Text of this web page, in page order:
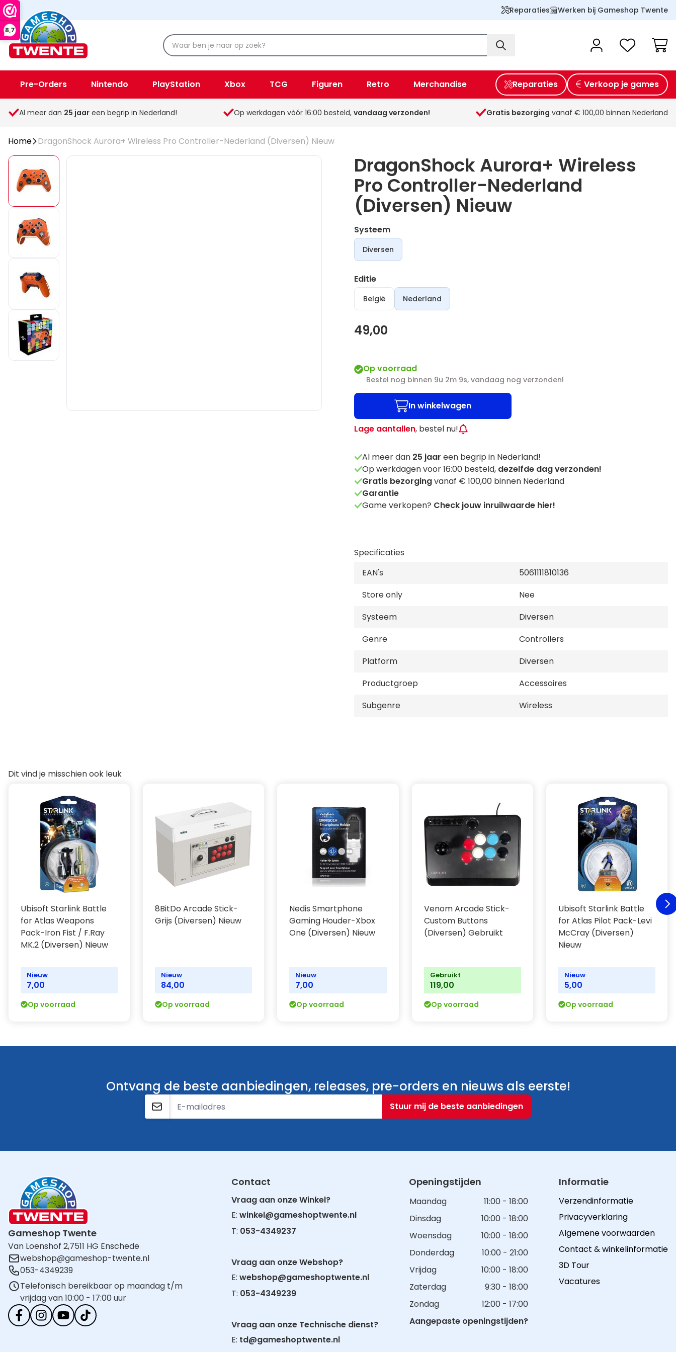
8,7
Reparaties Werken bij Gameshop Twente
Pre-Orders Nintendo PlayStation Xbox TCG Figuren Retro Merchandise
Spellen & Speelgoed Overige
Reparaties Verkoop je games
Al meer dan 25 jaar een begrip in Nederland! Op werkdagen vóór 16:00 besteld, vandaag verzonden! Gratis bezorging vanaf € 100,00 binnen Nederland
Home DragonShock Aurora+ Wireless Pro Controller-Nederland (Diversen) Nieuw
DragonShock Aurora+ Wireless
Pro Controller-Nederland
(Diversen) Nieuw
Systeem
Diversen
Editie
België Nederland
49,00
Op voorraad
Bestel nog binnen 9u 2m 8s, vandaag nog verzonden!
In winkelwagen
Lage aantallen, bestel nu!
Al meer dan 25 jaar een begrip in Nederland!
Op werkdagen voor 16:00 besteld, dezelfde dag verzonden!
Gratis bezorgingvanaf € 100,00 binnen Nederland
Garantie
Game verkopen? Check jouw inruilwaarde hier!
Specificaties
EAN's
5061111810136
Store only
Nee
Systeem
Diversen
Genre
Controllers
Platform
Diversen
Productgroep
Accessoires
Subgenre
Wireless
Dit vind je misschien ook leuk
Ubisoft Starlink Battle
for Atlas Weapons
Pack-Iron Fist / F.Ray
MK.2 (Diversen) Nieuw
Nieuw
7,00
Op voorraad
8BitDo Arcade Stick-
Grijs (Diversen) Nieuw
Nieuw
84,00
Op voorraad
Nedis Smartphone
Gaming Houder-Xbox
One (Diversen) Nieuw
Nieuw
7,00
Op voorraad
Venom Arcade Stick-
Custom Buttons
(Diversen) Gebruikt
Gebruikt
119,00
Op voorraad
Ubisoft Starlink Battle
for Atlas Pilot Pack-Levi
McCray (Diversen)
Nieuw
Nieuw
5,00
Op voorraad
Ontvang de beste aanbiedingen, releases, pre-orders en nieuws als eerste!
E-mailadres
Stuur mij de beste aanbiedingen
Gameshop Twente
Van Loenshof 2,7511 HG Enschede
webshop@gameshop-twente.nl
053-4349239
Telefonisch bereikbaar op maandag t/m
vrijdag van 10:00 - 17:00 uur
Contact
Vraag aan onze Winkel?
E:winkel@gameshoptwente.nl
T: 053-4349237
Vraag aan onze Webshop?
E:webshop@gameshoptwente.nl
T: 053-4349239
Vraag aan onze Technische dienst?
E: td@gameshoptwente.nl
Openingstijden
Maandag
11:00 - 18:00
Dinsdag
10:00 - 18:00
Woensdag
10:00 - 18:00
Donderdag
10:00 - 21:00
Vrijdag
10:00 - 18:00
Zaterdag
9:30 - 18:00
Zondag
12:00 - 17:00
Aangepaste openingstijden?
Informatie
Verzendinformatie
Privacyverklaring
Algemene voorwaarden
Contact & winkelinformatie
3D Tour
Vacatures